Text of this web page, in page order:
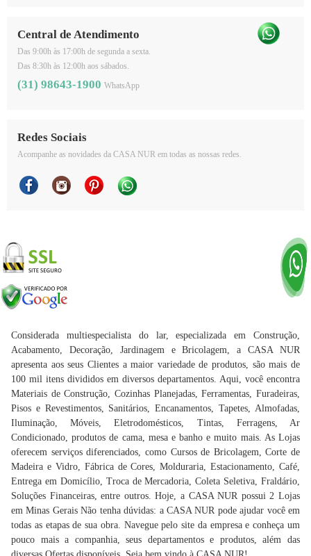
Central de Atendimento
Das 9:00h às 17:00h de segunda a sexta.
Das 8:30h às 12:00h aos sábados.
(31) 98643-1900 WhatsApp
Redes Sociais
Acompanhe as novidades da CASA NUR em todas as nossas redes.
Considerada multiespecialista do lar, especializada em Construção,
Acabamento, Decoração, Jardinagem e Bricolagem, a CASA NUR
apresenta aos seus Clientes a maior variedade de produtos, são mais de
100 mil itens divididos em diversos departamentos. Aqui, você encontra
Materiais de Construção, Cozinhas Planejadas, Ferramentas, Furadeiras,
Pisos e Revestimentos, Sanitários, Encanamentos, Tapetes, Almofadas,
Iluminação, Móveis, Eletrodomésticos, Tintas, Ferragens, Ar
Condicionado, produtos de cama, mesa e banho e muito mais. As Lojas
oferecem serviços diferenciados, como Cursos de Bricolagem, Corte de
Madeira e Vidro, Fábrica de Cores, Molduraria, Estacionamento, Café,
Entrega em Domicílio, Troca de Mercadoria, Coleta Seletiva, Fraldário,
Soluções Financeiras, entre outros. Hoje, a CASA NUR possui 2 Lojas
em Minas Gerais Não tenha dúvidas: a CASA NUR pode ajudar você em
todas as etapas de sua obra. Navegue pelo site da empresa e conheça um
pouco mais a companhia, seus departamentos e produtos, além das